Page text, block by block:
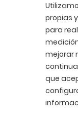
propias
para
mejorar
que
a su
visión
hemos
esta
CON